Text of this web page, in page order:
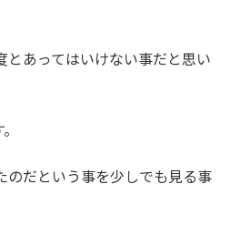
あってはいけない事だと思い
だという事を少しでも見る事